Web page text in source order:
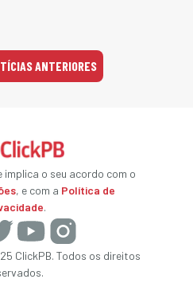
ANTERIORES
o seu acordo com o
, e com a Política de
.
ClickPB. Todos os direitos